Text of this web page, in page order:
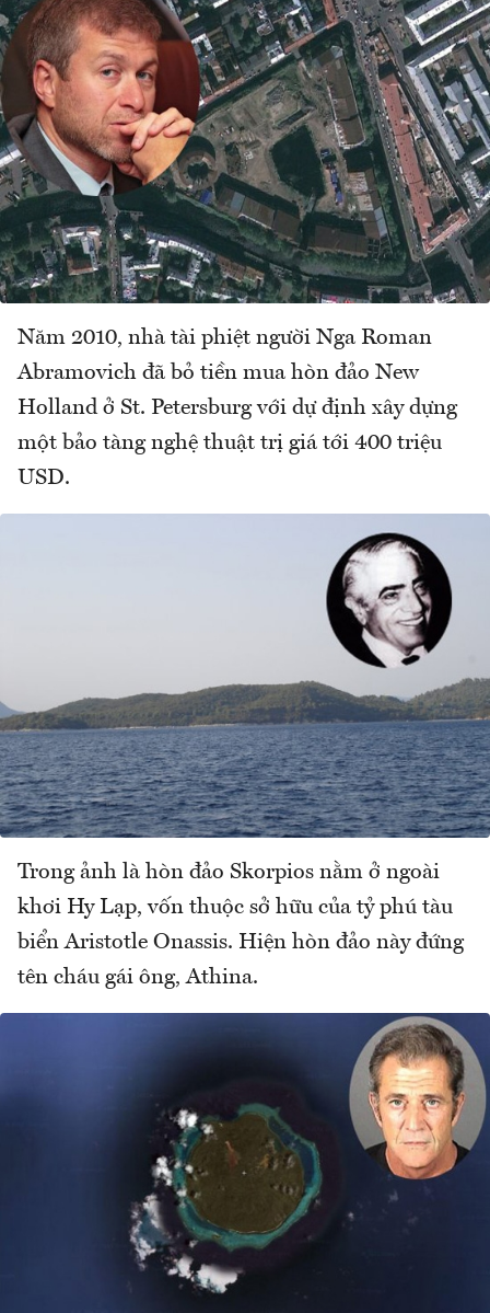
Năm 2010, nhà tài phiệt người Nga Roman
Abramovich đã bỏ tiền mua hòn đảo New
Holland ở St. Petersburg với dự định xây dựng
một bảo tàng nghệ thuật trị giá tới 400 triệu
USD.
Trong ảnh là hòn đảo Skorpios nằm ở ngoài
khơi Hy Lạp, vốn thuộc sở hữu của tỷ phú tàu
biển Aristotle Onassis. Hiện hòn đảo này đứng
tên cháu gái ông, Athina.